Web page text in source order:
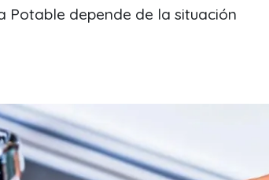
Potable depende de la situación